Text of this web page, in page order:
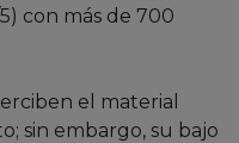
con más de 700
el material
sin embargo, su bajo